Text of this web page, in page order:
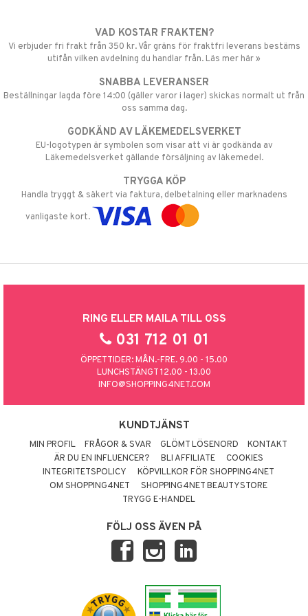
VAD KOSTAR FRAKTEN?
Vi erbjuder fri frakt från 350 kr. Vår gräns för fraktfri leverans bestäms
utifån vilken avdelning du handlar från. Läs mer här »
SNABBA LEVERANSER
Beställningar lagda före 14:00 (gäller varor i lager) skickas normalt ut från
oss samma dag.
GODKÄND AV LÄKEMEDELSVERKET
EU-logotypen är symbolen som visar att vi är godkända av
Läkemedelsverket gällande försäljning av läkemedel.
TRYGGA KÖP
Handla tryggt & säkert via faktura, delbetalning eller marknadens
vanligaste kort.
RING ELLER MAILA TILL OSS
031 712 01 01
ÖPPETTIDER: MÅN.-FRE. 9.00 - 15.00
LUNCHSTÄNGT 12.00 - 13.00
INFO@SHOPPING4NET.COM
KUNDTJÄNST
MIN PROFIL FRÅGOR & SVAR GLÖMT LÖSENORD
KONTAKT
ÄR DU EN INFLUENCER?
BLI AFFILIATE
COOKIES
INTEGRITETSPOLICY
KÖPVILLKOR FÖR SHOPPING4NET
OM SHOPPING4NET
SHOPPING4NET BEAUTYSTORE
TRYGG E-HANDEL
FÖLJ OSS ÄVEN PÅ